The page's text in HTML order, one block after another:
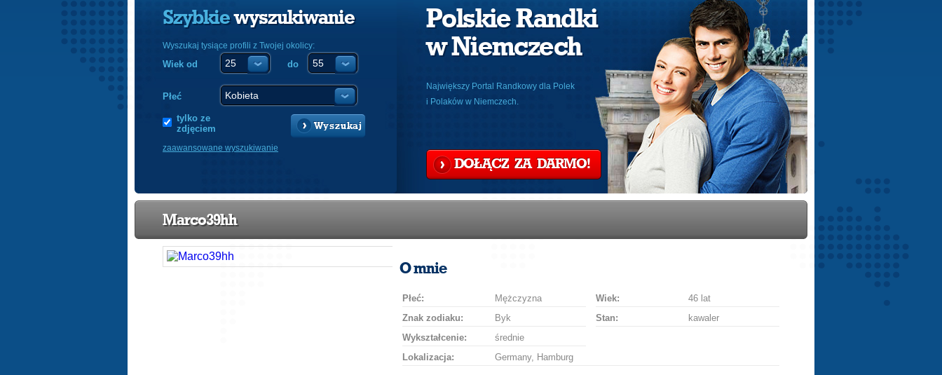
Szybkiewyszukiwanie
Wyszukaj tysiące profili z Twojej okolicy:
Wiek od do
Płeć
tylko ze
zdjęciem
Wyszukaj
zaawansowane wyszukiwanie
Polskie Randki
w Niemczech
Największy Portal Randkowy dla Polek
i Polaków w Niemczech.
DOŁĄCZ ZA DARMO!
Marco39hh
O mnie
Płeć: Mężczyzna Wiek:
46 lat
Znak zodiaku:
Byk Stan:
kawaler
Wykształcenie:
średnie
Lokalizacja:
Germany, Hamburg